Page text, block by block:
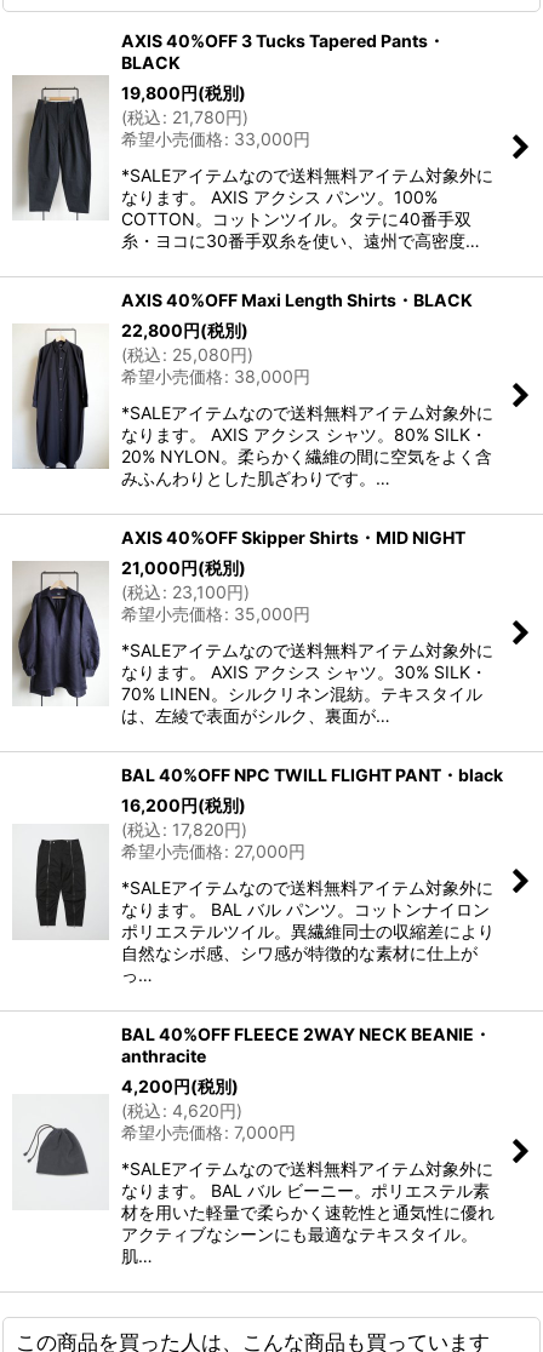
AXIS 40%OFF 3 Tucks Tapered Pants・
BLACK
19,800円(税別)
(税込: 21,780円)
希望小売価格: 33,000円
*SALEアイテムなので送料無料アイテム対象外に
なります。 AXIS アクシス パンツ。100%
COTTON。コットンツイル。タテに40番手双
糸・ヨコに30番手双糸を使い、遠州で高密度…
AXIS 40%OFF Maxi Length Shirts・BLACK
22,800円(税別)
(税込: 25,080円)
希望小売価格: 38,000円
*SALEアイテムなので送料無料アイテム対象外に
なります。 AXIS アクシス シャツ。80% SILK・
20% NYLON。柔らかく繊維の間に空気をよく含
みふんわりとした肌ざわりです。…
AXIS 40%OFF Skipper Shirts・MID NIGHT
21,000円(税別)
(税込: 23,100円)
希望小売価格: 35,000円
*SALEアイテムなので送料無料アイテム対象外に
なります。 AXIS アクシス シャツ。30% SILK・
70% LINEN。シルクリネン混紡。テキスタイル
は、左綾で表面がシルク、裏面が…
BAL 40%OFF NPC TWILL FLIGHT PANT・black
16,200円(税別)
(税込: 17,820円)
希望小売価格: 27,000円
*SALEアイテムなので送料無料アイテム対象外に
なります。 BAL バル パンツ。コットンナイロン
ポリエステルツイル。異繊維同士の収縮差により
自然なシボ感、シワ感が特徴的な素材に仕上が
っ…
BAL 40%OFF FLEECE 2WAY NECK BEANIE・
anthracite
4,200円(税別)
(税込: 4,620円)
希望小売価格: 7,000円
*SALEアイテムなので送料無料アイテム対象外に
なります。 BAL バル ビーニー。ポリエステル素
材を用いた軽量で柔らかく速乾性と通気性に優れ
アクティブなシーンにも最適なテキスタイル。
肌…
この商品を買った人は、こんな商品も買っています